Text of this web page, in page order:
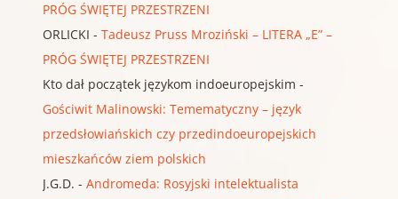
PRÓG ŚWIĘTEJ PRZESTRZENI
ORLICKI - Tadeusz Pruss Mroziński – LITERA „E” –
PRÓG ŚWIĘTEJ PRZESTRZENI
Kto dał początek językom indoeuropejskim -
Gościwit Malinowski: Temematyczny – język
przedsłowiańskich czy przedindoeuropejskich
mieszkańców ziem polskich
J.G.D. - Andromeda: Rosyjski intelektualista